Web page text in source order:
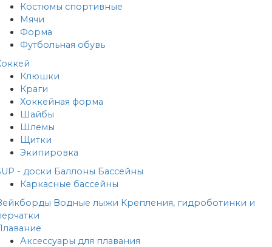
Костюмы спортивные
Мячи
Форма
Футбольная обувь
Клюшки
Краги
Хоккейная форма
Шайбы
Шлемы
Щитки
Экипировка
- доски Баллоны Бассейны
Каркасные бассейны
Водные лыжи Крепления, гидроботинки и
Аксессуары для плавания